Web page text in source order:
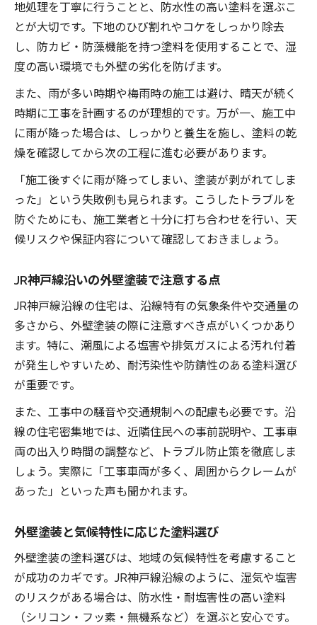
地処理を丁寧に行うことと、防水性の高い塗料を選ぶこ
とが大切です。下地のひび割れやコケをしっかり除去
し、防カビ・防藻機能を持つ塗料を使用することで、湿
度の高い環境でも外壁の劣化を防げます。
また、雨が多い時期や梅雨時の施工は避け、晴天が続く
時期に工事を計画するのが理想的です。万が一、施工中
に雨が降った場合は、しっかりと養生を施し、塗料の乾
燥を確認してから次の工程に進む必要があります。
「施工後すぐに雨が降ってしまい、塗装が剥がれてしま
った」という失敗例も見られます。こうしたトラブルを
防ぐためにも、施工業者と十分に打ち合わせを行い、天
候リスクや保証内容について確認しておきましょう。
JR神戸線沿いの外壁塗装で注意する点
JR神戸線沿線の住宅は、沿線特有の気象条件や交通量の
多さから、外壁塗装の際に注意すべき点がいくつかあり
ます。特に、潮風による塩害や排気ガスによる汚れ付着
が発生しやすいため、耐汚染性や防錆性のある塗料選び
が重要です。
また、工事中の騒音や交通規制への配慮も必要です。沿
線の住宅密集地では、近隣住民への事前説明や、工事車
両の出入り時間の調整など、トラブル防止策を徹底しま
しょう。実際に「工事車両が多く、周囲からクレームが
あった」といった声も聞かれます。
外壁塗装と気候特性に応じた塗料選び
外壁塗装の塗料選びは、地域の気候特性を考慮すること
が成功のカギです。JR神戸線沿線のように、湿気や塩害
のリスクがある場合は、防水性・耐塩害性の高い塗料
（シリコン・フッ素・無機系など）を選ぶと安心です。